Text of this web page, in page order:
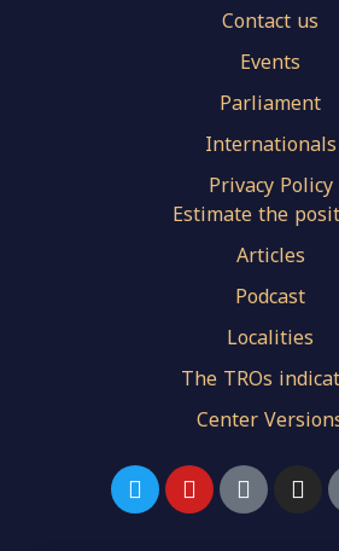
Contact us
Events
Parliament
Internationals
Privacy Policy
Estimate the
Articles
Podcast
Localities
The TROs
Center